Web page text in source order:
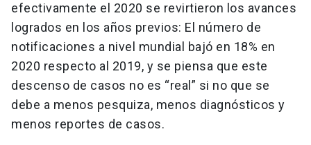
efectivamente el 2020 se revirtieron los avances
logrados en los años previos: El número de
notificaciones a nivel mundial bajó en 18% en
2020 respecto al 2019, y se piensa que este
descenso de casos no es “real” si no que se
debe a menos pesquiza, menos diagnósticos y
menos reportes de casos.